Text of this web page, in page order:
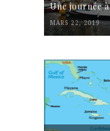
Une journée
MARS 22, 2019